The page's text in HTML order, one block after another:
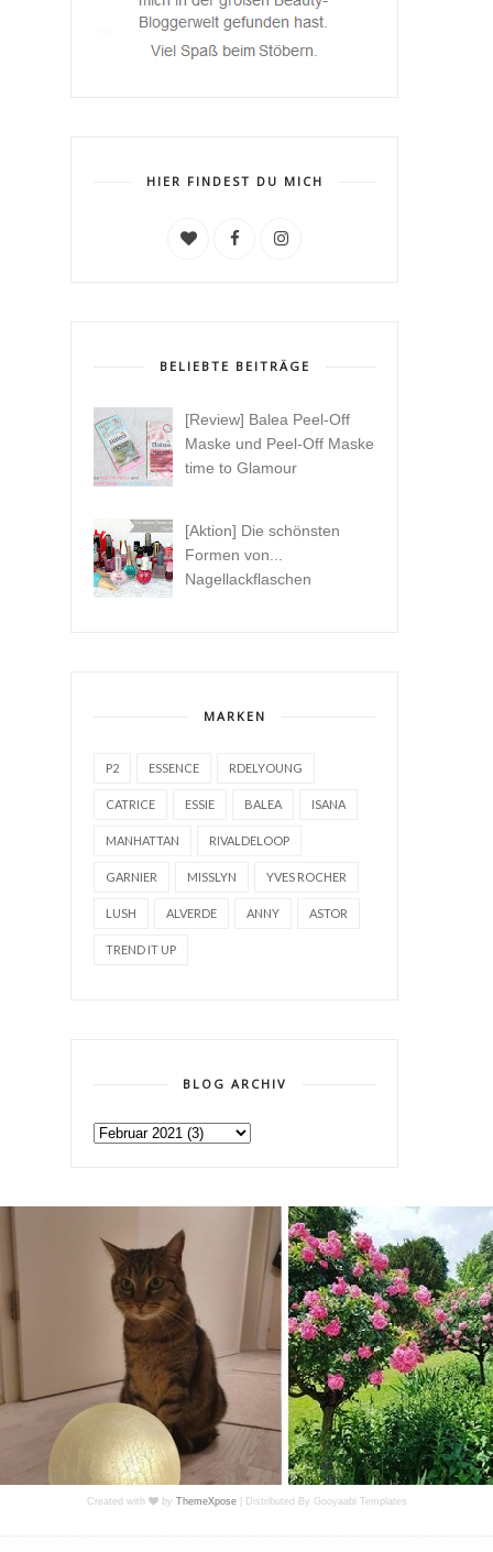
HIER FINDEST DU MICH
BELIEBTE BEITRÄGE
[Review] Balea Peel-Off
Maske und Peel-Off Maske
time to Glamour
[Aktion] Die schönsten
Formen von...
Nagellackflaschen
MARKEN
P2 ESSENCE RDELYOUNG
CATRICE ESSIE BALEA ISANA
MANHATTAN RIVALDELOOP
GARNIER MISSLYN YVES ROCHER
LUSH ALVERDE ANNY ASTOR
TREND IT UP
BLOG ARCHIV
Created with by ThemeXpose| Distributed By Gooyaabi Templates